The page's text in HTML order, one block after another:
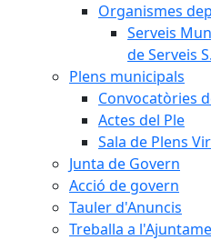
Organismes
Serveis
de Serveis
Plens municipals
Convocatòries
Actes del Ple
Sala de Plens
Junta de Govern
Acció de govern
Tauler d'Anuncis
Treballa a